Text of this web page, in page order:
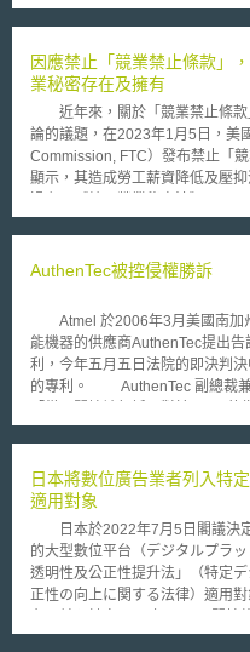
Gründungskultur)，EXIST創業
創業文化計畫著重於在學研機構
企業家性格；EXIST創業計畫則是
大學生)，希望透過對這些個人的
書(Businessplan)，進而開發成
過經費補助，鼓勵學研機構內的
果，在創業前的籌備階段與公司
業理念、經營模式、財務評估與
因應禁止「競業禁止條款」
業秘密存在及擁有
近年來，關於「競業禁止條款
論的議題，在2023年1月5日，美
Commission, FTC）發布禁止「
顯示，其造成勞工薪資降低及壓
法》(Defend Trade Secrets Act)
中一個必要元素是應採取「資料
別」與「評估」，並應對於不具
營業秘密外洩風險，故相關系統
營業秘密相關的勝訴裁判，除應
取能夠證明營業秘密存在及擁有
「資料存證」，以確保能夠在訴訟上提供必
置「司法聯盟鏈」機制，藉由區
位證據同一性及建立簡便驗真程
章所定之管理要求，將幫助營業秘密
步刊登於TIPS網站（https://
AuthenTec被控侵權勝訴
Atmel 於2006年3月美國南加
能機器的供應商AuthenTec提出
利，今年五月五日法院的即決判
的專利。 AuthenTec 副總裁兼法律顧問 Frederick Jorgensen表示：
權，也十分樂見此次法院的判決
AuthenTec藉著指紋辨識器增加
運用在電腦、手機、ＰＤＡ及門
TruePrint的技術精確判斷指紋影
層，還可以辨識皮膚表層以下，
指紋下，都可準確的辨識任何人
惠普、三星、LG等等。 除此案之外，AuthenTec尚有許多懸而未決的
案子，在三月時，AuthenTec針
日本將數位廣告業者列入特
適用對象
日本於2022年7月5日閣議決定
的大型數位平台（デジタルプラ
透明性及公正性提升法」（特定
正性の向上に関する法律）適用
定數位平台之透明性及公正性提